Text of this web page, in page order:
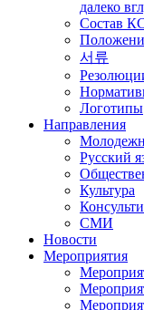
далеко
Состав
서류
Логотипы
Направления
Русский
Культура
СМИ
Новости
Мероприятия